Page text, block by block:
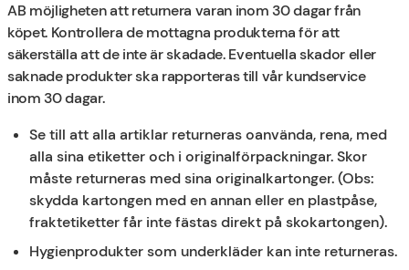
AB möjligheten att returnera varan inom 30 dagar från
köpet. Kontrollera de mottagna produkterna för att
säkerställa att de inte är skadade. Eventuella skador eller
saknade produkter ska rapporteras till vår kundservice
inom 30 dagar.
Se till att alla artiklar returneras oanvända, rena, med
alla sina etiketter och i originalförpackningar. Skor
måste returneras med sina originalkartonger. (Obs:
skydda kartongen med en annan eller en plastpåse,
fraktetiketter får inte fästas direkt på skokartongen).
Hygienprodukter som underkläder kan inte returneras.